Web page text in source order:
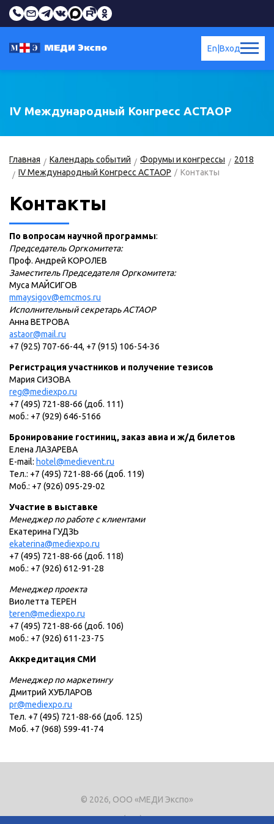
Вход
En
IV Международный Конгресс АСТАОР
Главная Календарь событий Форумы и конгрессы
2018
IV Международный Конгресс АСТАОР
Контакты
Контакты
По вопросам научной программы:
Председатель Оргкомитета:
Проф. Андрей КОРОЛЕВ
Заместитель Председателя Оргкомитета:
Муса МАЙСИГОВ
mmaysigov@emcmos.ru
Исполнительный секретарь АСТАОР
Анна ВЕТРОВА
astaor@mail.ru
+7 (925) 707-66-44, +7 (915) 106-54-36
Регистрация участников и получение тезисов
Мария СИЗОВА
reg@mediexpo.ru
+7 (495) 721-88-66 (доб. 111)
моб.: +7 (929) 646-5166
Бронирование гостиниц, заказ авиа и ж/д билетов
Елена ЛАЗАРЕВА
E-mail: hotel@medievent.ru
Тел.: +7 (495) 721-88-66 (доб. 119)
Моб.: +7 (926) 095-29-02
Участие в выставке
Менеджер по работе с клиентами
Екатерина ГУДЗЬ
ekaterina@mediexpo.ru
+7 (495) 721-88-66 (доб. 118)
моб.: +7 (926) 612-91-28
Менеджер проекта
Виолетта ТЕРЕН
teren@mediexpo.ru
+7 (495) 721-88-66 (доб. 106)
моб.: +7 (926) 611-23-75
Аккредитация СМИ
Менеджер по маркетингу
Дмитрий ХУБЛАРОВ
pr@mediexpo.ru
Тел. +7 (495) 721-88-66 (доб. 125)
Моб. +7 (968) 599-41-74
© 2026, ООО «МЕДИ Экспо»
Тел.+7 (495) 721-8866